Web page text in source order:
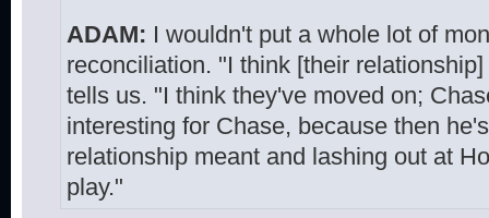
ADAM: I wouldn't put a whole lot of
reconciliation. "I think [their
tells us. "I think they've moved on;
interesting for Chase, because then
relationship meant and lashing out at
play."